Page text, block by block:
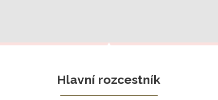
Hlavní rozcestník